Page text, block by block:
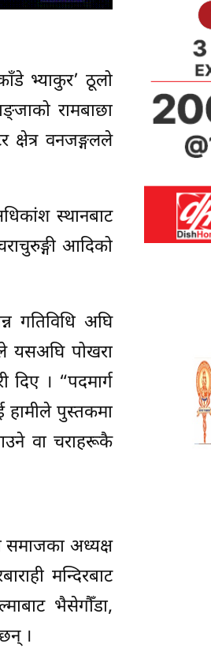
भ्याकुर’ ठूलो
रामबाछा
क्षेत्र वनजङ्गलले
स्थानबाट
आदिको
गतिविधि अघि
यसअघि पोखरा
। “पदमार्ग
हामीले पुस्तकमा
वा चराहरूकै
समाजका अध्यक्ष
मन्दिरबाट
भैसेगौँडा,
।